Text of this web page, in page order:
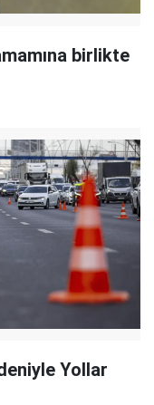
birlikte
Yollar